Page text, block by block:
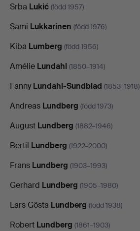
Srba Lukić (född 1957)
Sami Lukkarinen (född 1976)
Kiba Lumberg (född 1956)
Amélie Lundahl (1850–1914)
FannyLundahl-Sundblad (1853–1918)
Andreas Lundberg (född 1973)
August Lundberg (1882–1946)
Bertil Lundberg (1922–2000)
Frans Lundberg (1903–1993)
Gerhard Lundberg (1905–1980)
Lars Gösta Lundberg (född 1938)
Robert Lundberg (1861–1903)